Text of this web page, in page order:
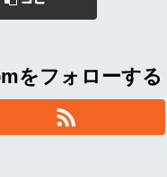
をフォローする